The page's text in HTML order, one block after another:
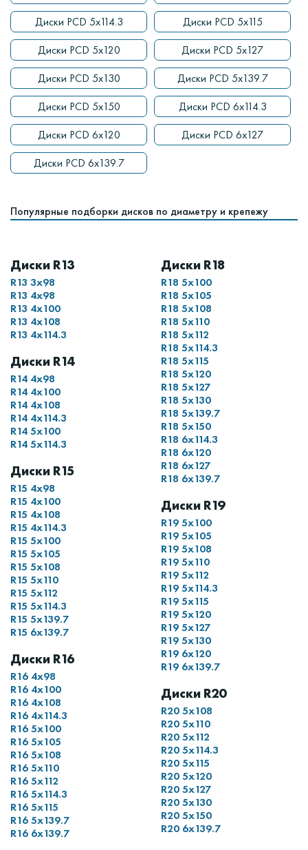
Диски PCD 5x114.3
Диски PCD 5x115
Диски PCD 5x120
Диски PCD 5x127
Диски PCD 5x130
Диски PCD 5x139.7
Диски PCD 5x150
Диски PCD 6x114.3
Диски PCD 6x120
Диски PCD 6x127
Диски PCD 6x139.7
Популярные подборки дисков по диаметру и крепежу
Диски R13
R13 3x98
R13 4x98
R13 4x100
R13 4x108
R13 4x114.3
Диски R14
R14 4x98
R14 4x100
R14 4x108
R14 4x114.3
R14 5x100
R14 5x114.3
Диски R15
R15 4x98
R15 4x100
R15 4x108
R15 4x114.3
R15 5x100
R15 5x105
R15 5x108
R15 5x110
R15 5x112
R15 5x114.3
R15 5x139.7
R15 6x139.7
Диски R16
R16 4x98
R16 4x100
R16 4x108
R16 4x114.3
R16 5x100
R16 5x105
R16 5x108
R16 5x110
R16 5x112
R16 5x114.3
R16 5x115
R16 5x139.7
R16 6x139.7
Диски R18
R18 5x100
R18 5x105
R18 5x108
R18 5x110
R18 5x112
R18 5x114.3
R18 5x115
R18 5x120
R18 5x127
R18 5x130
R18 5x139.7
R18 5x150
R18 6x114.3
R18 6x120
R18 6x127
R18 6x139.7
Диски R19
R19 5x100
R19 5x105
R19 5x108
R19 5x110
R19 5x112
R19 5x114.3
R19 5x115
R19 5x120
R19 5x127
R19 5x130
R19 6x120
R19 6x139.7
Диски R20
R20 5x108
R20 5x110
R20 5x112
R20 5x114.3
R20 5x115
R20 5x120
R20 5x127
R20 5x130
R20 5x150
R20 6x139.7